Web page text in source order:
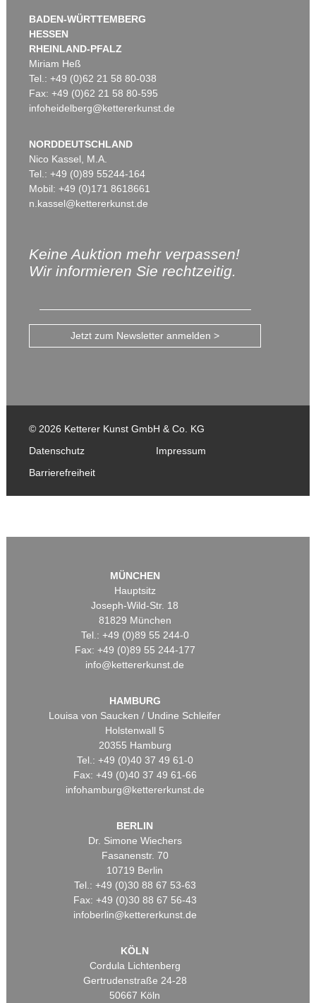
BADEN-WÜRTTEMBERG
HESSEN
RHEINLAND-PFALZ
Miriam Heß
Tel.: +49 (0)62 21 58 80-038
Fax: +49 (0)62 21 58 80-595
infoheidelberg@kettererkunst.de
NORDDEUTSCHLAND
Nico Kassel, M.A.
Tel.: +49 (0)89 55244-164
Mobil: +49 (0)171 8618661
n.kassel@kettererkunst.de
Keine Auktion mehr verpassen!
Wir informieren Sie rechtzeitig.
Jetzt zum Newsletter anmelden >
© 2026 Ketterer Kunst GmbH & Co. KG
Datenschutz
Impressum
Barrierefreiheit
MÜNCHEN
Hauptsitz
Joseph-Wild-Str. 18
81829 München
Tel.: +49 (0)89 55 244-0
Fax: +49 (0)89 55 244-177
info@kettererkunst.de
HAMBURG
Louisa von Saucken / Undine Schleifer
Holstenwall 5
20355 Hamburg
Tel.: +49 (0)40 37 49 61-0
Fax: +49 (0)40 37 49 61-66
infohamburg@kettererkunst.de
BERLIN
Dr. Simone Wiechers
Fasanenstr. 70
10719 Berlin
Tel.: +49 (0)30 88 67 53-63
Fax: +49 (0)30 88 67 56-43
infoberlin@kettererkunst.de
KÖLN
Cordula Lichtenberg
Gertrudenstraße 24-28
50667 Köln